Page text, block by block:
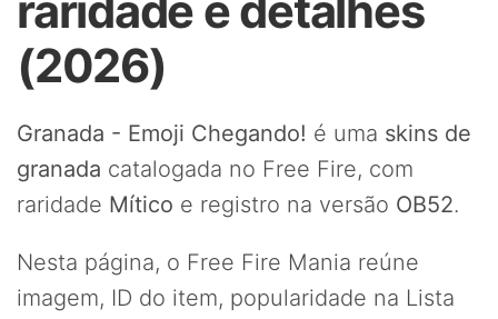
raridade e detalhes
(2026)
Granada - Emoji Chegando! é uma skins de
granada catalogada no Free Fire, com
raridade Mítico e registro na versão OB52.
Nesta página, o Free Fire Mania reúne
imagem, ID do item, popularidade na Lista